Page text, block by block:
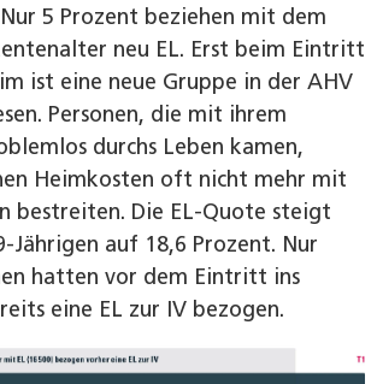
5 Prozent beziehen mit dem
neu EL. Erst beim Eintritt
ist eine neue Gruppe in der AHV
Personen, die mit ihrem
durchs Leben kamen,
Heimkosten oft nicht mehr mit
bestreiten. Die EL-Quote steigt
Jährigen auf 18,6 Prozent. Nur
hatten vor dem Eintritt ins
eine EL zur IV bezogen.